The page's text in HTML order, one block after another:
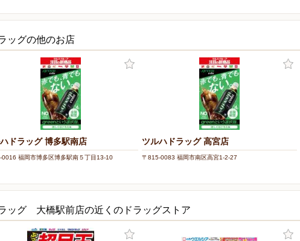
ッグの他のお店
ドラッグ 博多駅南店
0016 福岡市博多区博多駅南５丁目13-10
ツルハドラッグ 高宮店
〒815-0083 福岡市南区高宮1-2-27
ッグ 大橋駅前店の近くのドラッグストア